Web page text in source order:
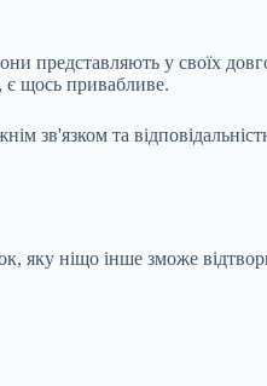
представляють у своїх
є щось привабливе.
зв'язком та
яку ніщо інше зможе